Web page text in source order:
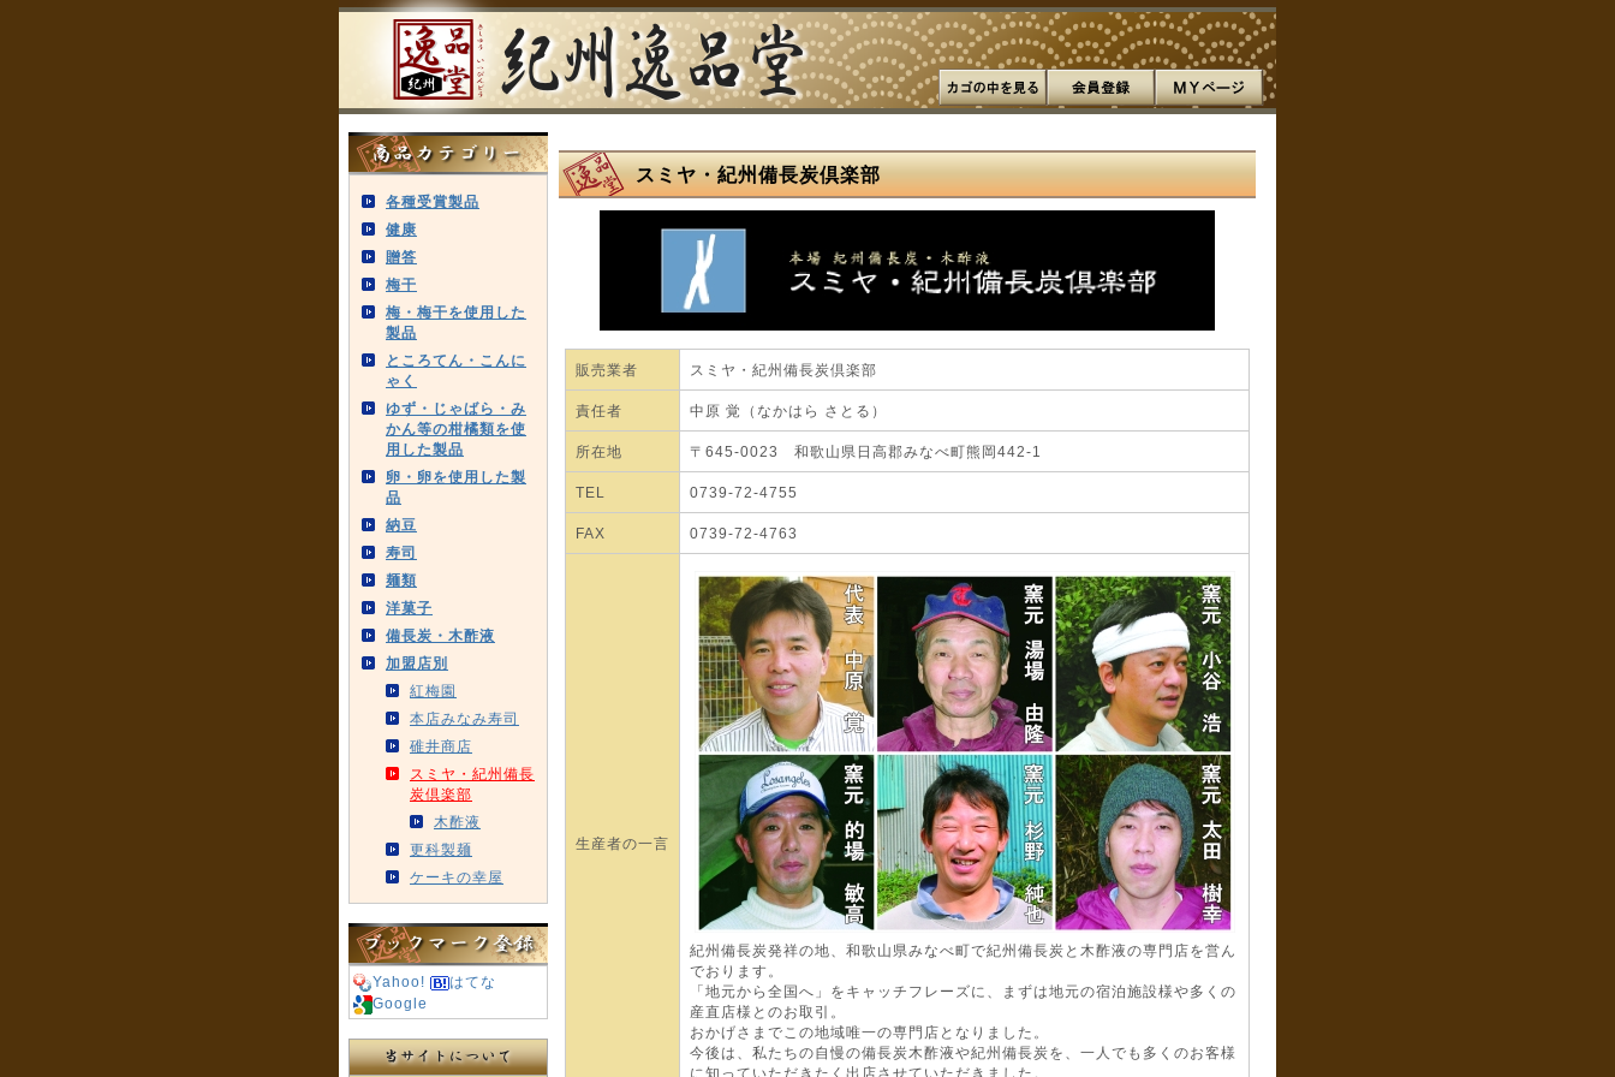
各種受賞製品
健康
贈答
梅干
梅・梅干を使用した
製品
ところてん・こんに
ゃく
ゆず・じゃばら・み
かん等の柑橘類を使
用した製品
卵・卵を使用した製
品
納豆
寿司
麺類
洋菓子
備長炭・木酢液
加盟店別
紅梅園
本店みなみ寿司
碓井商店
スミヤ・紀州備長
炭倶楽部
木酢液
更科製麺
ケーキの幸屋
Yahoo!
はてな
Google
スミヤ・紀州備長炭倶楽部
販売業者 スミヤ・紀州備長炭倶楽部
責任者 中原 覚（なかはら さとる）
所在地 〒645-0023 和歌山県日高郡みなべ町熊岡442-1
TEL 0739-72-4755
FAX 0739-72-4763
生産者の一言
紀州備長炭発祥の地、和歌山県みなべ町で紀州備長炭と木酢液の専門店を営ん
でおります。
「地元から全国へ」をキャッチフレーズに、まずは地元の宿泊施設様や多くの
産直店様とのお取引。
おかげさまでこの地域唯一の専門店となりました。
今後は、私たちの自慢の備長炭木酢液や紀州備長炭を、一人でも多くのお客様
に知っていただきたく出店させていただきました。